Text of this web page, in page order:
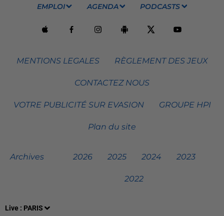
Live : PARIS
EMPLOI AGENDA PODCASTS
MENTIONS LEGALES RÈGLEMENT DES JEUX
CONTACTEZ NOUS
VOTRE PUBLICITÉ SUR EVASION GROUPE HPI
Plan du site
Archives 2026 2025 2024 2023
2022